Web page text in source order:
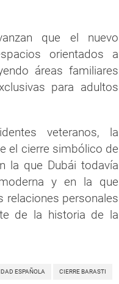
que el nuevo
orientados a
áreas familiares
para adultos
veteranos, la
el cierre simbólico de
la que Dubái todavía
y en la que
relaciones personales
de la historia de la
ESPAÑOLA CIERRE BARASTI